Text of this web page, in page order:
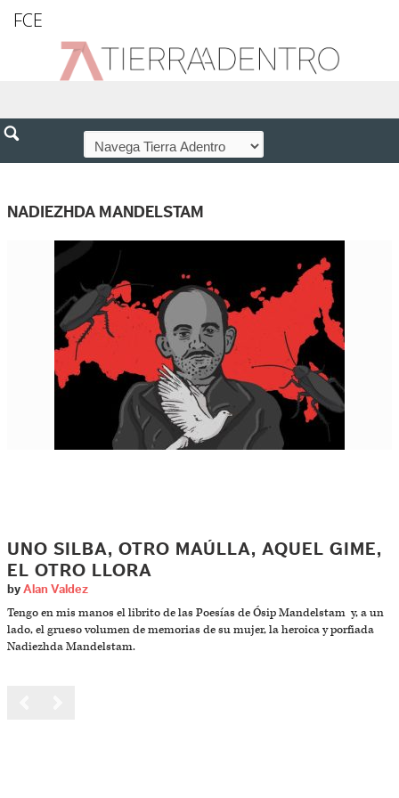
FCE
NADIEZHDA MANDELSTAM
UNO SILBA, OTRO MAÚLLA, AQUEL GIME,
EL OTRO LLORA
by Alan Valdez
Tengo en mis manos el librito de las Poesías de Ósip Mandelstam y, a un
lado, el grueso volumen de memorias de su mujer, la heroica y porfiada
Nadiezhda Mandelstam.